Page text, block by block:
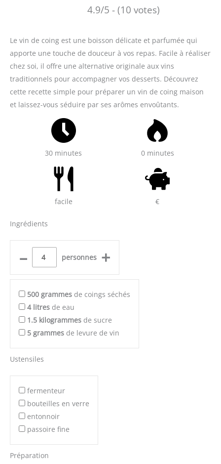
4.9/5 - (10 votes)
Le vin de coing est une boisson délicate et parfumée qui
apporte une touche de douceur à vos repas. Facile à réaliser
chez soi, il offre une alternative originale aux vins
traditionnels pour accompagner vos desserts. Découvrez
cette recette simple pour préparer un vin de coing maison
et laissez-vous séduire par ses arômes envoûtants.
30 minutes 0 minutes
facile €
Ingrédients
– personnes +
500 grammes de coings séchés
4 litres de eau
1.5 kilogrammes de sucre
5 grammes de levure de vin
Ustensiles
fermenteur
bouteilles en verre
entonnoir
passoire fine
Préparation